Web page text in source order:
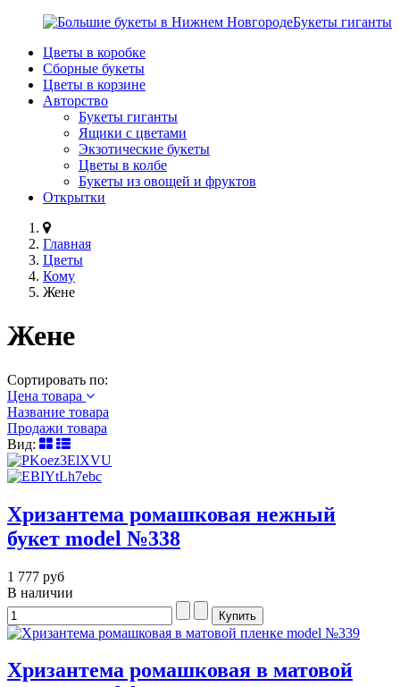
Букеты гиганты
Цветы в коробке
Сборные букеты
Цветы в корзине
Авторство
Букеты гиганты
Ящики с цветами
Экзотические букеты
Цветы в колбе
Букеты из овощей и фруктов
Открытки
Главная
Цветы
Кому
Жене
Жене
Сортировать по:
Цена товара
Название товара
Продажи товара
Вид:
Хризантема ромашковая нежный
букет model №338
1 777 руб
В наличии
Хризантема ромашковая в матовой